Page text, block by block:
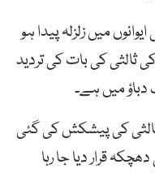
میں زلزلہ پیدا ہو
ثالثی کی بات کی تردید
دباؤ میں ہے۔
کی پیشکش کی گئی
قرار دیا جا رہا